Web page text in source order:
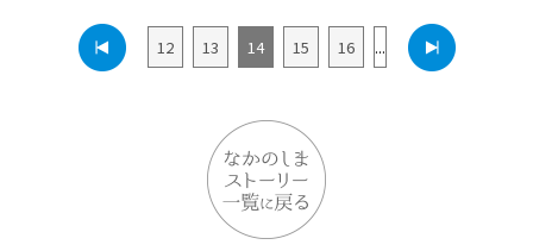
12 13 14 15 16 ...